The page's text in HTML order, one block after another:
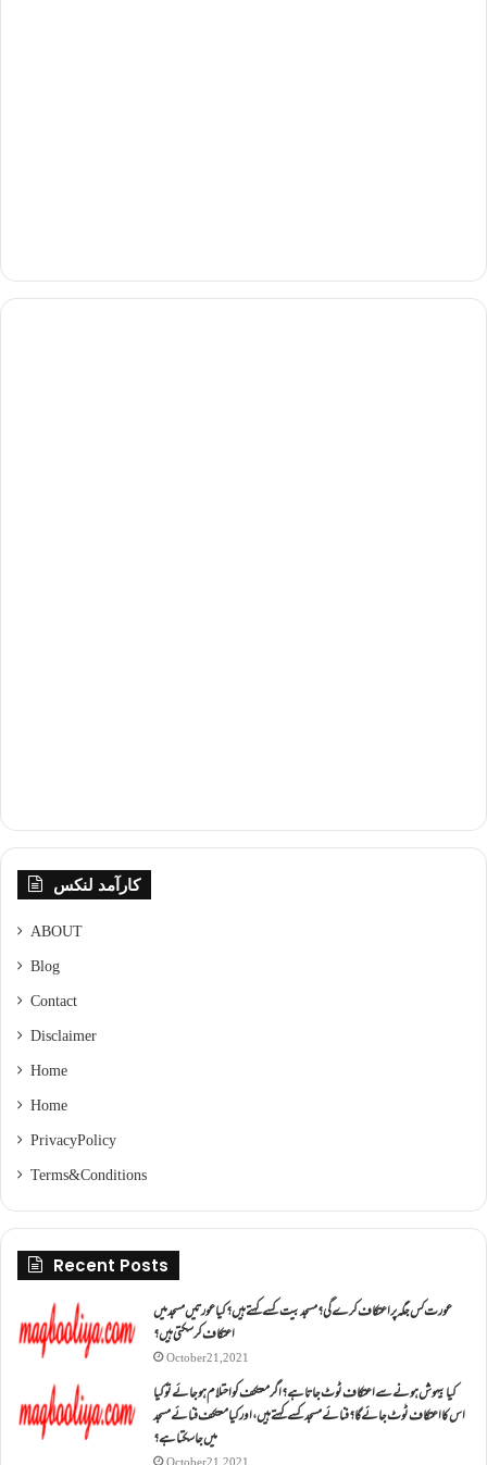
کارآمد لنکس
ABOUT
Blog
Contact
Disclaimer
Home
Home
Privacy Policy
Terms & Conditions
Recent Posts
عورت کس جگہ پر اعتکاف کرے گی؟مسجد بیت کسے کہتے ہیں؟کیا عورتیں مسجد میں
اعتکاف کر سکتی ہیں؟
October 21, 2021
کیا بیہوش ہونے سے اعتکاف ٹوٹ جاتا ہے؟ اگر معتکف کو احتلام ہو جائے تو کیا
اس کا اعتکاف ٹوٹ جائے گا؟فنائے مسجد کسے کہتے ہیں ، اور کیا معتکف فنائے مسجد
میں جا سکتا ہے؟